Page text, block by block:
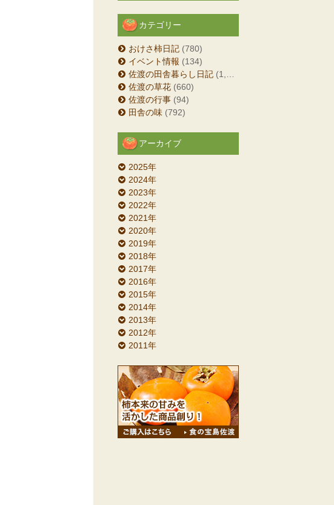
カテゴリー
おけさ柿日記 (780)
イベント情報 (134)
佐渡の田舎暮らし日記 (1,204)
佐渡の草花 (660)
佐渡の行事 (94)
田舎の味 (792)
アーカイブ
2025年
2024年
2023年
2022年
2021年
2020年
2019年
2018年
2017年
2016年
2015年
2014年
2013年
2012年
2011年